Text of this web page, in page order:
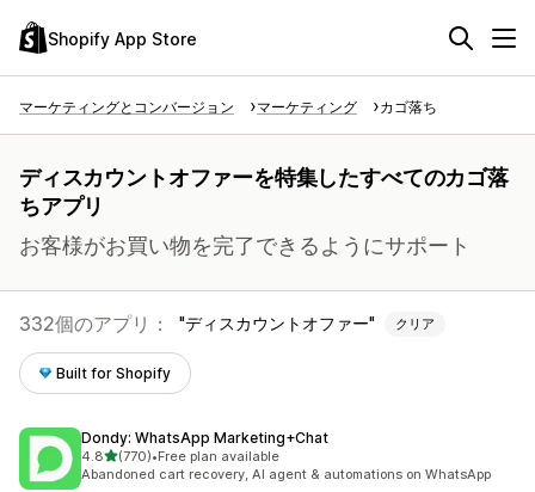
Shopify App Store
マーケティングとコンバージョン マーケティング カゴ落ち
ディスカウントオファーを特集したすべてのカゴ落
ちアプリ
お客様がお買い物を完了できるようにサポート
332個のアプリ： ディスカウントオファー クリア
Built for Shopify
Dondy: WhatsApp Marketing+Chat
4.85つ星中
(770)
合計レビュー数：770件
•Free plan available
Abandoned cart recovery, AI agent & automations on WhatsApp